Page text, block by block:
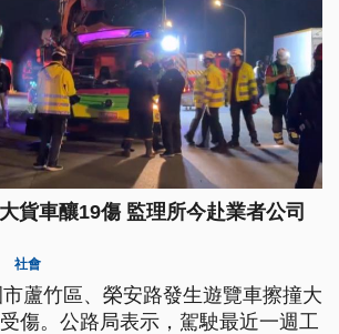
貨車釀19傷 監理所今赴業者公司
社會
蘆竹區、榮安路發生遊覽車擦撞大
傷。公路局表示，駕駛最近一週工